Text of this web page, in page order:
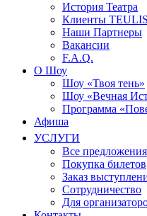
История Театра
Клиенты TEULIS
Наши Партнеры
Вакансии
F.A.Q.
О Шоу
Шоу «Твоя тень»
Шоу «Вечная
Программа
Афиша
УСЛУГИ
Все предложения
Покупка билетов
Заказ
Сотрудничество
Для